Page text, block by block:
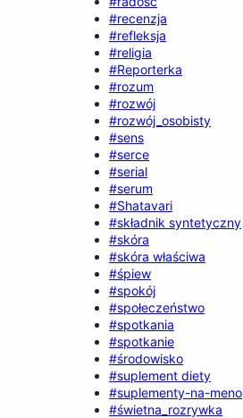
#recenzja
#refleksja
#religia
#Reporterka
#rozum
#rozwój
#rozwój_osobisty
#sens
#serce
#serial
#serum
#Shatavari
#składnik syntetyczny
#skóra
#skóra właściwa
#śpiew
#spokój
#społeczeństwo
#spotkania
#spotkanie
#środowisko
#suplement diety
#suplementy-na-
#świetna_rozrywka